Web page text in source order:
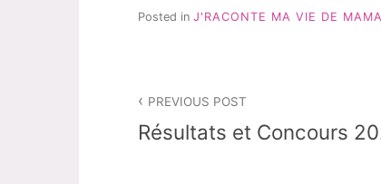
Posted in J'RACONTE MA VIE DE
de
PREVIOUS POST
Résultats et Concours